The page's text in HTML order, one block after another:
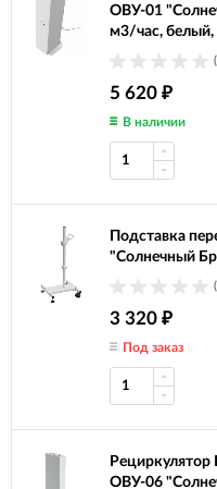
ОВУ-01
м3/час, белый,
5 620 ₽
В наличии
Подставка
"Солнечный
3 320 ₽
Под заказ
ОВУ-06